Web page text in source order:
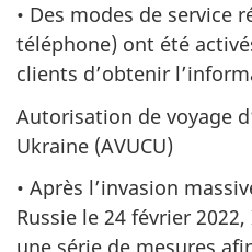
• Des modes de service
téléphone) ont été
clients d’obtenir
Autorisation de voyage
Ukraine (AVUCU)
• Après l’invasion
Russie le 24 février